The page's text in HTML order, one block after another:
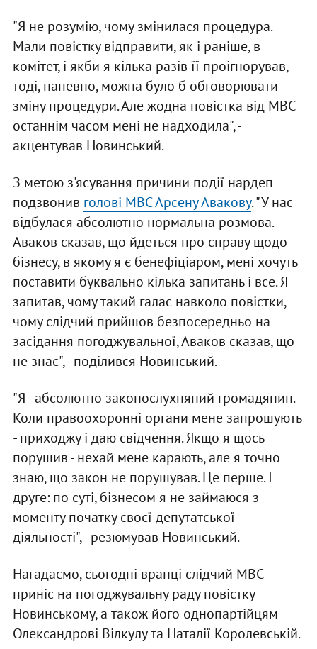
"Я не розумію, чому змінилася процедура.
Мали повістку відправити, як і раніше, в
комітет, і якби я кілька разів її проігнорував,
тоді, напевно, можна було б обговорювати
зміну процедури. Але жодна повістка від МВС
останнім часом мені не надходила", -
акцентував Новинський.
З метою з'ясування причини події нардеп
подзвонив голові МВС Арсену Авакову. "У нас
відбулася абсолютно нормальна розмова.
Аваков сказав, що йдеться про справу щодо
бізнесу, в якому я є бенефіціаром, мені хочуть
поставити буквально кілька запитань і все. Я
запитав, чому такий галас навколо повістки,
чому слідчий прийшов безпосередньо на
засідання погоджувальної, Аваков сказав, що
не знає", - поділився Новинський.
"Я - абсолютно законослухняний громадянин.
Коли правоохоронні органи мене запрошують
- приходжу і даю свідчення. Якщо я щось
порушив - нехай мене карають, але я точно
знаю, що закон не порушував. Це перше. І
друге: по суті, бізнесом я не займаюся з
моменту початку своєї депутатської
діяльності", - резюмував Новинський.
Нагадаємо, сьогодні вранці слідчий МВС
приніс на погоджувальну раду повістку
Новинському, а також його однопартійцям
Олександрові Вілкулу та Наталії Королевській.